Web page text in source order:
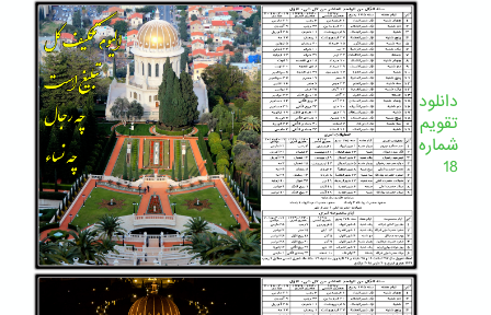
دانلود
تقویم
شماره
18